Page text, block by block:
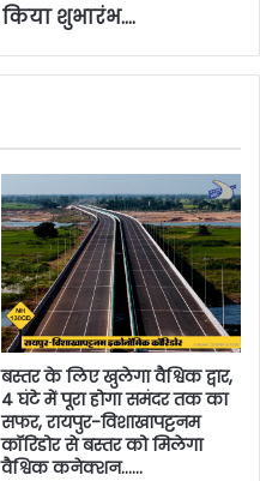
शुभारंभ….
बस्तर के लिए खुलेगा वैश्विक द्वार,
4 घंटे में पूरा होगा समंदर तक का
सफर, रायपुर-विशाखापट्टनम
कॉरिडोर से बस्तर को मिलेगा
वैश्विक कनेक्शन……